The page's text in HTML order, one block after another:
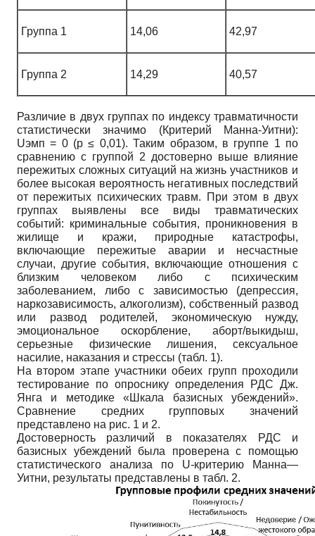
Группа 1 14,06 42,97
Группа 2 14,29 40,57
Различие в двух группах по индексу травматичности
статистически значимо (Критерий Манна-Уитни):
Uэмп = 0 (p ≤ 0,01). Таким образом, в группе 1 по
сравнению с группой 2 достоверно выше влияние
пережитых сложных ситуаций на жизнь участников и
более высокая вероятность негативных последствий
от пережитых психических травм. При этом в двух
группах выявлены все виды травматических
событий: криминальные события, проникновения в
жилище и кражи, природные катастрофы,
включающие пережитые аварии и несчастные
случаи, другие события, включающие отношения с
близким человеком либо с психическим
заболеванием, либо с зависимостью (депрессия,
наркозависимость, алкоголизм), собственный развод
или развод родителей, экономическую нужду,
эмоциональное оскорбление, аборт/выкидыш,
серьезные физические лишения, сексуальное
насилие, наказания и стрессы (табл. 1).
На втором этапе участники обеих групп проходили
тестирование по опроснику определения РДС Дж.
Янга и методике «Шкала базисных убеждений».
Сравнение средних групповых значений
представлено на рис. 1 и 2.
Достоверность различий в показателях РДС и
базисных убеждений была проверена с помощью
статистического анализа по U-критерию Манна—
Уитни, результаты представлены в табл. 2.